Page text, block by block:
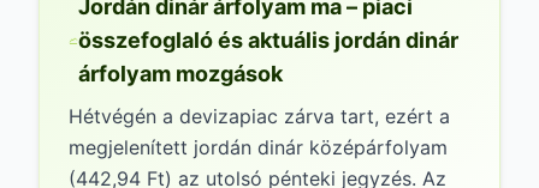
Jordán dinár árfolyam ma – piaci
összefoglaló és aktuális jordán dinár
árfolyam mozgások
Hétvégén a devizapiac zárva tart, ezért a
megjelenített jordán dinár középárfolyam
(442,94 Ft) az utolsó pénteki jegyzés. Az